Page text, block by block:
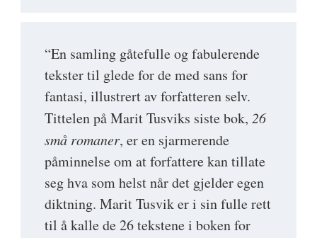
“En samling gåtefulle og fabulerende
tekster til glede for de med sans for
fantasi, illustrert av forfatteren selv.
Tittelen på Marit Tusviks siste bok, 26
små romaner, er en sjarmerende
påminnelse om at forfattere kan tillate
seg hva som helst når det gjelder egen
diktning. Marit Tusvik er i sin fulle rett
til å kalle de 26 tekstene i boken for